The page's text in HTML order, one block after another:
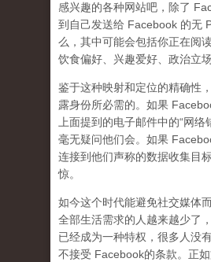
感兴趣的各种网站吧，除了
到自己发送给 Facebook 的无
么，其中可能会包括你正在阅
饮食偏好、兴趣爱好、政治立
鉴于这种映射和定位的精确性
露身份所必需的。如果
上面提到的电子邮件中的“网络
毫无疑问他们会。如果
连接到他们声称的数据收集目
惊。
如今这个时代能避免社交媒体
全部生活需求的人越来越少了
已经成为一种特权，很多人没
不接受 Facebook的条款。正如